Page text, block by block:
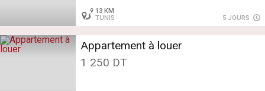
13 KM
TUNIS
5 JOURS
Appartement à louer
1 250 DT